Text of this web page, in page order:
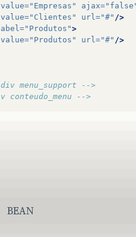
value="Empresas" ajax=
value="Clientes" url="#" />
"Produtos">
value="Produtos" url="#" />
menu_support -->
-->
BEAN